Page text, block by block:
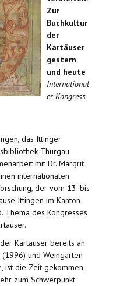
Zur
Buchkultur
der
Kartäuser
gestern
und heute
International
er Kongress
das Ittinger
Thurgau
mit Dr. Margrit
internationalen
der vom 13. bis
Ittingen im Kanton
Thema des Kongresses
Kartäuser bereits an
(1996) und Weingarten
ist die Zeit gekommen,
zum Schwerpunkt